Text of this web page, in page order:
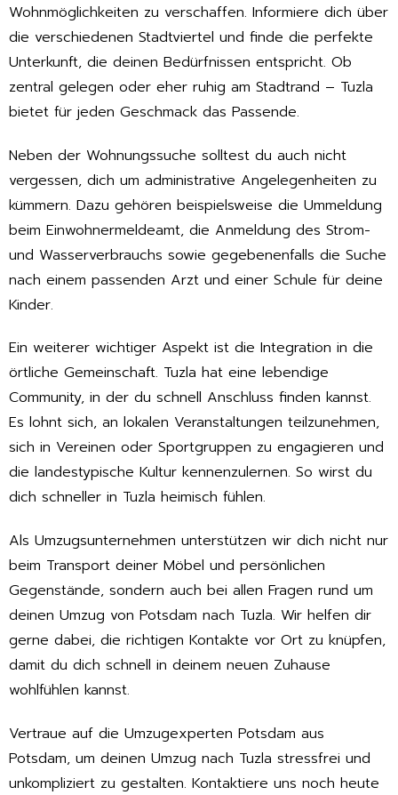
Wohnmöglichkeiten zu verschaffen. Informiere dich über
die verschiedenen Stadtviertel und finde die perfekte
Unterkunft, die deinen Bedürfnissen entspricht. Ob
zentral gelegen oder eher ruhig am Stadtrand – Tuzla
bietet für jeden Geschmack das Passende.
Neben der Wohnungssuche solltest du auch nicht
vergessen, dich um administrative Angelegenheiten zu
kümmern. Dazu gehören beispielsweise die Ummeldung
beim Einwohnermeldeamt, die Anmeldung des Strom-
und Wasserverbrauchs sowie gegebenenfalls die Suche
nach einem passenden Arzt und einer Schule für deine
Kinder.
Ein weiterer wichtiger Aspekt ist die Integration in die
örtliche Gemeinschaft. Tuzla hat eine lebendige
Community, in der du schnell Anschluss finden kannst.
Es lohnt sich, an lokalen Veranstaltungen teilzunehmen,
sich in Vereinen oder Sportgruppen zu engagieren und
die landestypische Kultur kennenzulernen. So wirst du
dich schneller in Tuzla heimisch fühlen.
Als Umzugsunternehmen unterstützen wir dich nicht nur
beim Transport deiner Möbel und persönlichen
Gegenstände, sondern auch bei allen Fragen rund um
deinen Umzug von Potsdam nach Tuzla. Wir helfen dir
gerne dabei, die richtigen Kontakte vor Ort zu knüpfen,
damit du dich schnell in deinem neuen Zuhause
wohlfühlen kannst.
Vertraue auf die Umzugexperten Potsdam aus
Potsdam, um deinen Umzug nach Tuzla stressfrei und
unkompliziert zu gestalten. Kontaktiere uns noch heute